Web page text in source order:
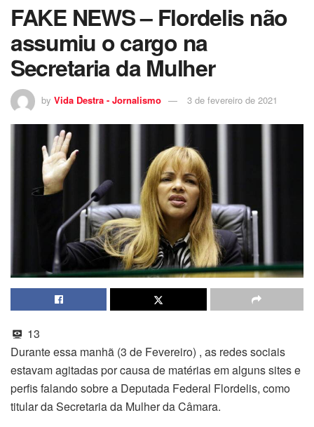
FAKE NEWS – Flordelis não
assumiu o cargo na
Secretaria da Mulher
by Vida Destra - Jornalismo 3 de fevereiro de 2021
13
Durante essa manhã (3 de Fevereiro) , as redes sociais
estavam agitadas por causa de matérias em alguns sites e
perfis falando sobre a Deputada Federal Flordelis, como
titular da Secretaria da Mulher da Câmara.